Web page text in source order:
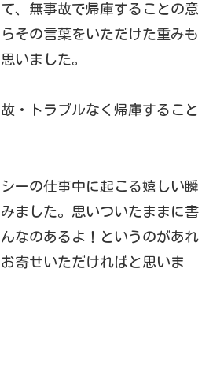
、無事故で帰庫することの意
その言葉をいただけた重みも
いました。
・トラブルなく帰庫すること
ーの仕事中に起こる嬉しい瞬
ました。思いついたままに書
なのあるよ！というのがあれ
寄せいただければと思いま